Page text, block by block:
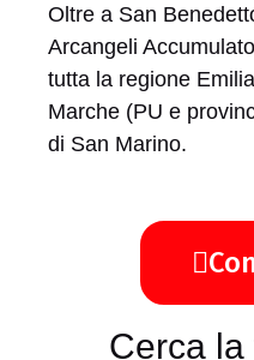
Oltre a San
Arcangeli
tutta la regione
Marche (PU e
di San Marino.
Cerca